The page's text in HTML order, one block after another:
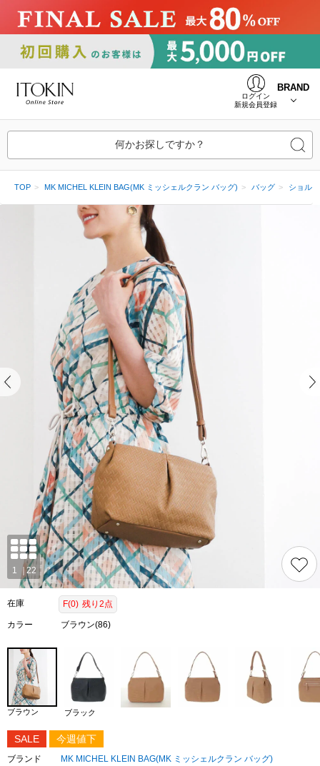
ログイン
新規会員登録
BRAND
何かお探しですか？
TOP MK MICHEL KLEIN BAG(MK ミッシェルクラン バッグ) バッグ ショル
在庫 F(0) 残り2点
カラー ブラウン(86)
ブラウン ブラック
SALE 今週値下
ブランド
MK MICHEL KLEIN BAG(MK ミッシェルクラン バッグ)